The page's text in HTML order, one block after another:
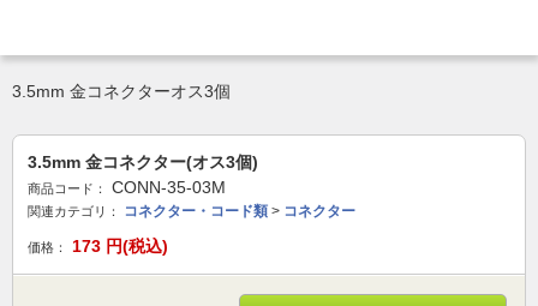
3.5mm 金コネクターオス3個
3.5mm 金コネクター(オス3個)
商品コード： CONN-35-03M
関連カテゴリ： コネクター・コード類 > コネクター
価格： 173 円(税込)